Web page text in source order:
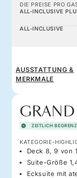
DIE PREISE PRO
ALL-INCLUSIVE
ALL-INCLUSIVE
AUSSTATTUNG &
MERKMALE
ZEITLICH
KATEGORIE-
Deck 8, 9 von
Suite-Größe
Ecksuite mit